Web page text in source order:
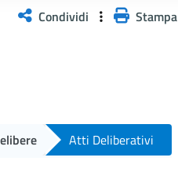
Condividi Stampa
Atti Deliberativi